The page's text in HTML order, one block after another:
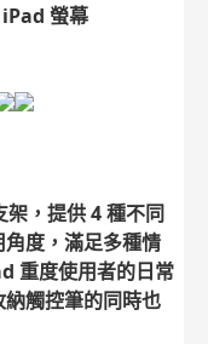
螢幕
，提供 4 種不同
度，滿足多種情
重度使用者的日常
觸控筆的同時也